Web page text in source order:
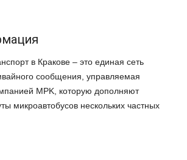
в Кракове – это единая сеть
сообщения, управляемая
MPK, которую дополняют
микроавтобусов нескольких частных